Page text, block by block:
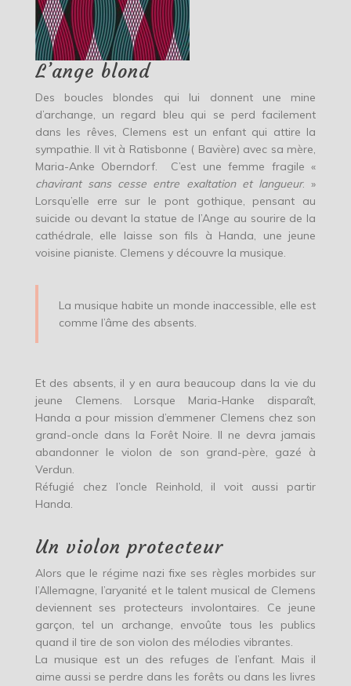
L’ange blond
Des boucles blondes qui lui donnent une mine
d’archange, un regard bleu qui se perd facilement
dans les rêves, Clemens est un enfant qui attire la
sympathie. Il vit à Ratisbonne ( Bavière) avec sa mère,
Maria-Anke Oberndorf. C’est une femme fragile «
chavirant sans cesse entre exaltation et langueur. »
Lorsqu’elle erre sur le pont gothique, pensant au
suicide ou devant la statue de l’Ange au sourire de la
cathédrale, elle laisse son fils à Handa, une jeune
voisine pianiste. Clemens y découvre la musique.
La musique habite un monde inaccessible, elle est
comme l’âme des absents.
Et des absents, il y en aura beaucoup dans la vie du
jeune Clemens. Lorsque Maria-Hanke disparaît,
Handa a pour mission d’emmener Clemens chez son
grand-oncle dans la Forêt Noire. Il ne devra jamais
abandonner le violon de son grand-père, gazé à
Verdun.
Réfugié chez l’oncle Reinhold, il voit aussi partir
Handa.
Un violon protecteur
Alors que le régime nazi fixe ses règles morbides sur
l’Allemagne, l’aryanité et le talent musical de Clemens
deviennent ses protecteurs involontaires. Ce jeune
garçon, tel un archange, envoûte tous les publics
quand il tire de son violon des mélodies vibrantes.
La musique est un des refuges de l’enfant. Mais il
aime aussi se perdre dans les forêts ou dans les livres